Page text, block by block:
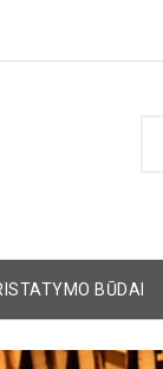
BŪDAI